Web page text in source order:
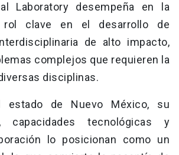
Laboratory desempeña en la
rol clave en el desarrollo de
de alto impacto,
complejos que requieren la
disciplinas.
estado de Nuevo México, su
capacidades tecnológicas y
lo posicionan como un